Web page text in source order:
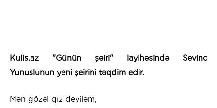
Kulis.az "Günün şeiri" layihəsində Sevinc
Yunuslunun yeni şeirini təqdim edir.
Mən gözəl qız deyiləm,